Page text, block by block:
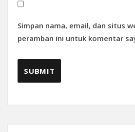
Simpan nama, email, dan situs
peramban ini untuk komentar